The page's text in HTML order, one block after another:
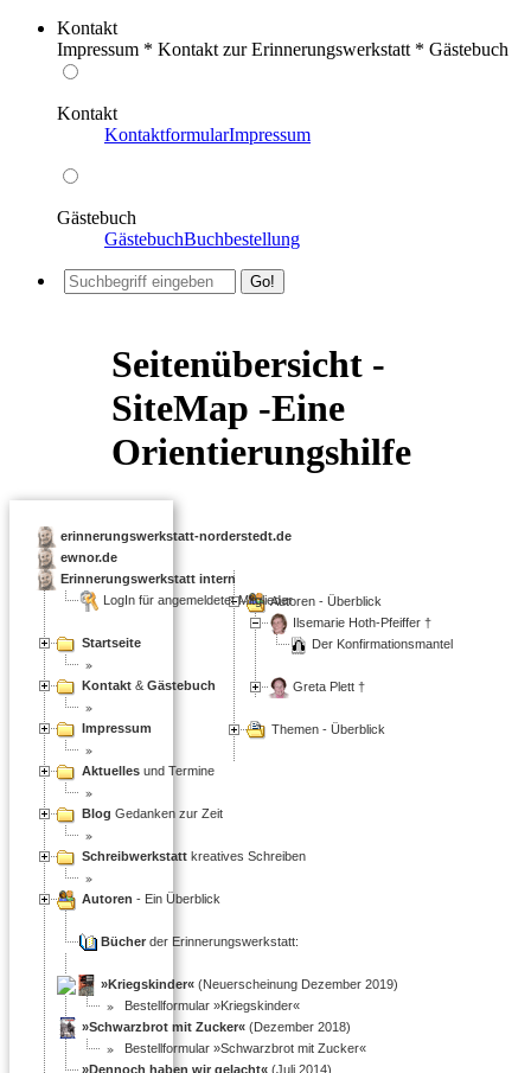
Kontakt
Impressum * Kontakt zur Erinnerungswerkstatt * Gästebuch
Kontakt
KontaktformularImpressum
Gästebuch
GästebuchBuchbestellung
Seitenübersicht -
SiteMap -Eine
Orientierungshilfe
Autoren - Überblick
Ilsemarie Hoth-Pfeiffer †
Der Konfirmationsmantel
Greta Plett †
Themen - Überblick
erinnerungswerkstatt-norderstedt.de
ewnor.de
Erinnerungswerkstatt intern
LogIn für angemeldetet Mitglieder
Startseite
Kontakt & Gästebuch
Impressum
Aktuelles und Termine
Blog Gedanken zur Zeit
Schreibwerkstatt kreatives Schreiben
Autoren - Ein Überblick
Bücher der Erinnerungswerkstatt:
»Kriegskinder« (Neuerscheinung Dezember 2019)
Bestellformular »Kriegskinder«
»Schwarzbrot mit Zucker« (Dezember 2018)
Bestellformular »Schwarzbrot mit Zucker«
»Dennoch haben wir gelacht« (Juli 2014)